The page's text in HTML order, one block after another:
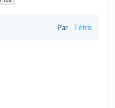
Par : Tétris